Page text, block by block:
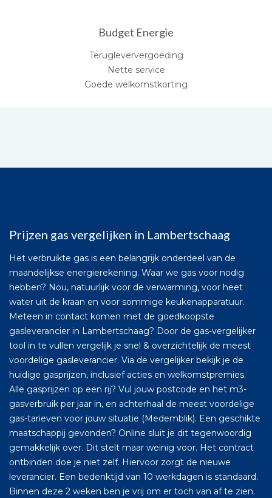
Budget Energie
Terugleververgoeding
Nette service
Goede welkomstkorting
Prijzen gas vergelijken in Lambertschaag
Het verbruikte gas is een belangrijk onderdeel van de
maandelijkse energierekening. Waar we gas voor nodig
hebben? Nou, natuurlijk voor de verwarming, voor heet
water uit de kraan en voor sommige keukenapparatuur.
Meteen in contact komen met de goedkoopste
gasleverancier in Lambertschaag? Door de gas-vergelijker
tool in te vullen vergelijk je snel & overzichtelijk de meest
voordelige gasleverancier. Via de vergelijker bekijk je de
huidige gasprijzen, inclusief acties en welkomstpremies.
Alle gasprijzen op een rij? Vul jouw postcode en het m3-
gasverbruik per jaar in, en achterhaal de meest voordelige
gas-tarieven voor jouw situatie (Medemblik). Een geschikte
maatschappij gevonden? Online sluit je dit tegenwoordig
gemakkelijk over. Dit stelt maar weinig voor. Het contract
ontbinden doe je niet zelf. Hiervoor zorgt de nieuwe
leverancier. Een bedenktijd van 10 werkdagen is standaard.
Binnen deze 2 weken ben je vrij om er toch van af te zien.